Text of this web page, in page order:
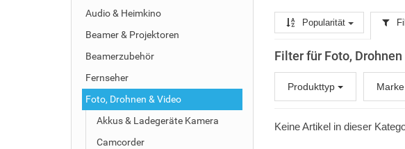
Audio & Heimkino
Beamer & Projektoren
Beamerzubehör
Fernseher
Foto, Drohnen & Video
Akkus & Ladegeräte Kamera
Camcorder
Popularität
Filter für Foto,
Produkttyp Marke
Keine Artikel in dieser